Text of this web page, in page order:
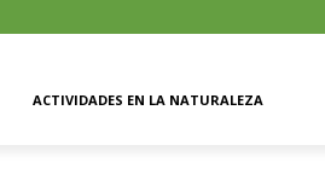
ACTIVIDADES EN LA NATURALEZA